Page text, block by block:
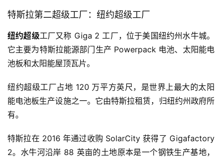
特斯拉第二超级工厂：纽约超级工厂
纽约超级工厂又称 Giga 2 工厂，位于美国纽约州水牛城。
它主要为特斯拉能源部门生产 Powerpack 电池、太阳能电
池板和太阳能屋顶瓦片。
纽约超级工厂占地 120 万平方英尺，是世界上最大的太阳
能电池板生产设施之一。它由特斯拉租赁，归纽约州政府所
有。
特斯拉在 2016 年通过收购 SolarCity 获得了 Gigafactory
2。水牛河沿岸 88 英亩的土地原本是一个钢铁生产基地，